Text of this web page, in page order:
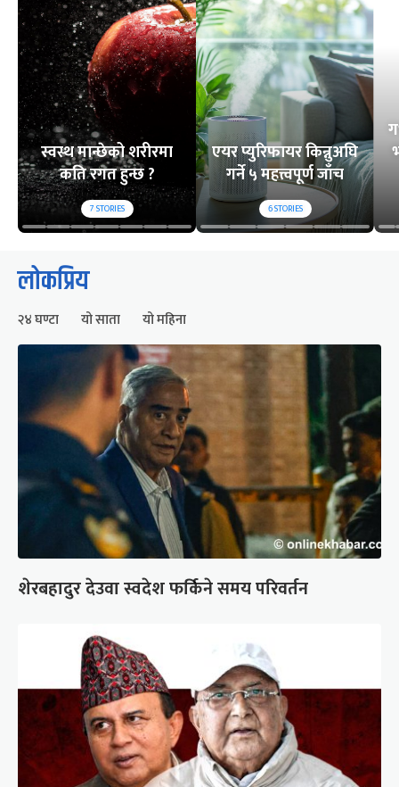
स्वस्थ मान्छेको शरीरमा
कति रगत हुन्छ ?
7STORIES
एयर प्युरिफायर किन्नुअघि
गर्ने ५ महत्त्वपूर्ण जाँच
6STORIES
लोकप्रिय
२४ घण्टा यो साता यो महिना
शेरबहादुर देउवा स्वदेश फर्किने समय परिवर्तन